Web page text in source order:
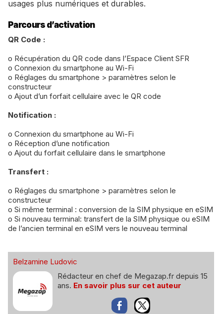
usages plus numériques et durables.
Parcours d’activation
QR Code :
o Récupération du QR code dans l’Espace Client SFR
o Connexion du smartphone au Wi-Fi
o Réglages du smartphone > paramètres selon le
constructeur
o Ajout d’un forfait cellulaire avec le QR code
Notification :
o Connexion du smartphone au Wi-Fi
o Réception d’une notification
o Ajout du forfait cellulaire dans le smartphone
Transfert :
o Réglages du smartphone > paramètres selon le
constructeur
o Si même terminal : conversion de la SIM physique en eSIM
o Si nouveau terminal: transfert de la SIM physique ou eSIM
de l’ancien terminal en eSIM vers le nouveau terminal
Belzamine Ludovic
Rédacteur en chef de Megazap.fr depuis 15
ans. En savoir plus sur cet auteur